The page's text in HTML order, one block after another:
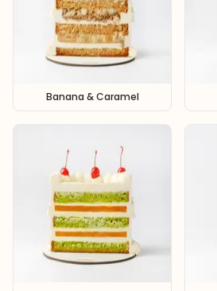
Banana & Caramel